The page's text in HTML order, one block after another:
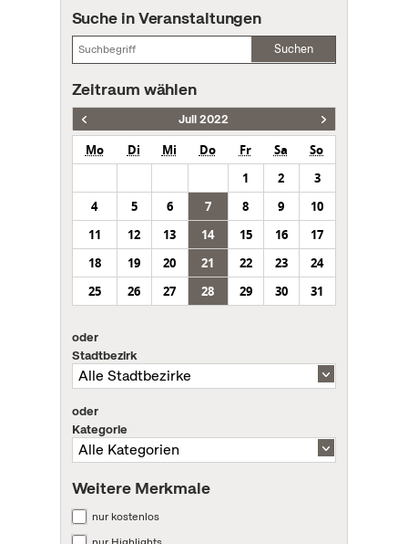
Suche in Veranstaltungen
Suchen
Zeitraum wählen
Juli 2022
Mo Di Mi Do Fr Sa
So
1
2
3
4
5 6 7 8 9
10
11
12 13 14 15 16
17
18
19 20 21 22 23
24
25
26 27 28 29 30 31
oder
Stadtbezirk
oder
Kategorie
Weitere Merkmale
nur kostenlos